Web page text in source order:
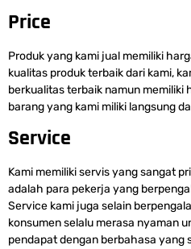
Price
Produk yang kami jual memiliki
kualitas produk terbaik dari kami,
berkualitas terbaik namun memiliki
barang yang kami miliki langsung
Service
Kami memiliki servis yang sangat
adalah para pekerja yang
Service kami juga selain
konsumen selalu merasa nyaman
pendapat dengan berbahasa yang